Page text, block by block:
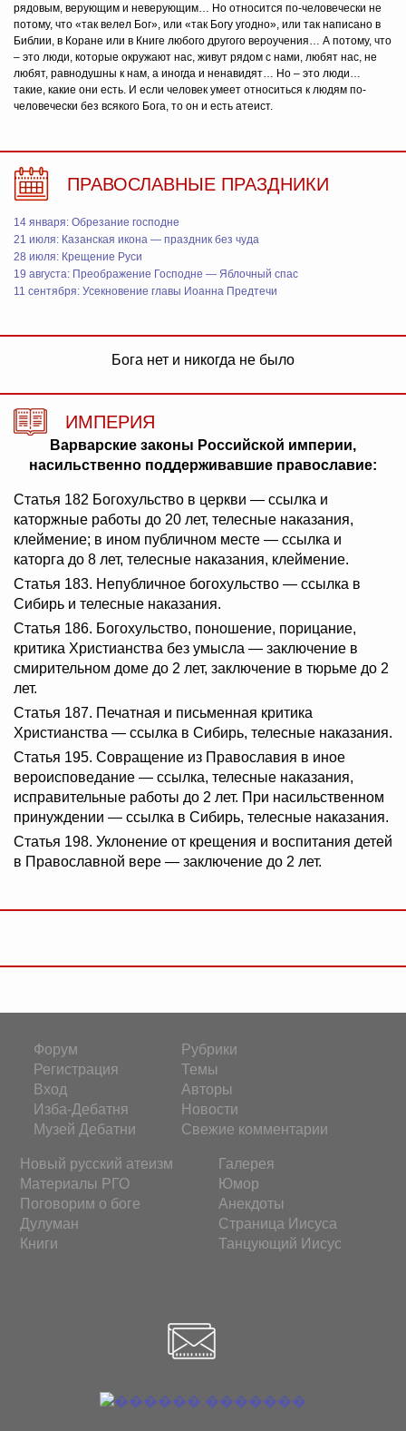
рядовым, верующим и неверующим… Но относится по-человечески не
потому, что «так велел Бог», или «так Богу угодно», или так написано в
Библии, в Коране или в Книге любого другого вероучения… А потому, что
– это люди, которые окружают нас, живут рядом с нами, любят нас, не
любят, равнодушны к нам, а иногда и ненавидят… Но – это люди…
такие, какие они есть. И если человек умеет относиться к людям по-
человечески без всякого Бога, то он и есть атеист.
ПРАВОСЛАВНЫЕ ПРАЗДНИКИ
14 января: Обрезание господне
21 июля: Казанская икона — праздник без чуда
28 июля: Крещение Руси
19 августа: Преображение Господне — Яблочный спас
11 сентября: Усекновение главы Иоанна Предтечи
Бога нет и никогда не было
ИМПЕРИЯ
Варварские законы Российской империи,
насильственно поддерживавшие православие:
Статья 182 Богохульство в церкви — ссылка и
каторжные работы до 20 лет, телесные наказания,
клеймение; в ином публичном месте — ссылка и
каторга до 8 лет, телесные наказания, клеймение.
Статья 183. Непубличное богохульство — ссылка в
Сибирь и телесные наказания.
Статья 186. Богохульство, поношение, порицание,
критика Христианства без умысла — заключение в
смирительном доме до 2 лет, заключение в тюрьме до 2
лет.
Статья 187. Печатная и письменная критика
Христианства — ссылка в Сибирь, телесные наказания.
Статья 195. Совращение из Православия в иное
вероисповедание — ссылка, телесные наказания,
исправительные работы до 2 лет. При насильственном
принуждении — ссылка в Сибирь, телесные наказания.
Статья 198. Уклонение от крещения и воспитания детей
в Православной вере — заключение до 2 лет.
Форум
Регистрация
Вход
Изба-Дебатня
Музей Дебатни
Рубрики
Темы
Авторы
Новости
Свежие комментарии
Новый русский атеизм
Материалы РГО
Поговорим о боге
Дулуман
Книги
Галерея
Юмор
Анекдоты
Страница Иисуса
Танцующий Иисус